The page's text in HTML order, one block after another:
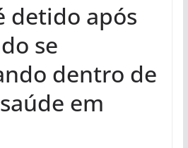
detido após
se
dentro de
em